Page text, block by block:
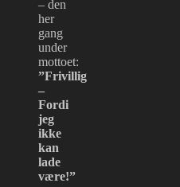
– den
her
gang
under
mottoet:
”Frivillig
–
Fordi
jeg
ikke
kan
lade
være!”